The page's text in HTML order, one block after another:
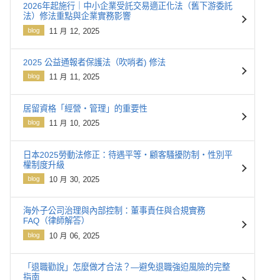
2026年起施行｜中小企業受託交易適正化法（舊下游委託
法）修法重點與企業實務影響
blog 11 月 12, 2025
2025 公益通報者保護法（吹哨者) 修法
blog 11 月 11, 2025
居留資格「經營・管理」的重要性
blog 11 月 10, 2025
日本2025勞動法修正：待遇平等・顧客騷擾防制・性別平
權制度升級
blog 10 月 30, 2025
海外子公司治理與內部控制：董事責任與合規實務
FAQ（律師解答）
blog 10 月 06, 2025
「退職勸說」怎麼做才合法？—避免退職強迫風險的完整
指南